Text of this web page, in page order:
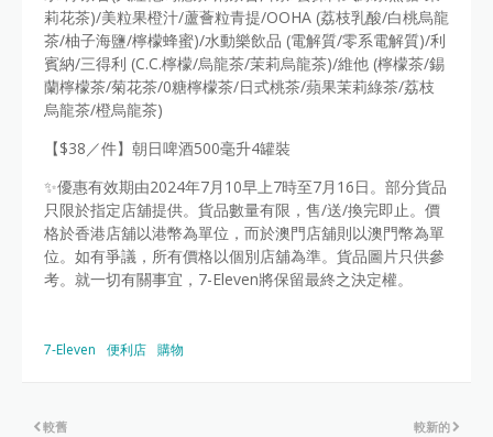
莉花茶)/美粒果橙汁/蘆薈粒青提/OOHA (荔枝乳酸/白桃烏龍
茶/柚子海鹽/檸檬蜂蜜)/水動樂飲品 (電解質/零系電解質)/利
賓納/三得利 (C.C.檸檬/烏龍茶/茉莉烏龍茶)/維他 (檸檬茶/錫
蘭檸檬茶/菊花茶/0糖檸檬茶/日式桃茶/蘋果茉莉綠茶/荔枝
烏龍茶/橙烏龍茶)
【$38／件】朝日啤酒500毫升4罐裝
✨優惠有效期由2024年7月10早上7時至7月16日。部分貨品
只限於指定店舖提供。貨品數量有限，售/送/換完即止。價
格於香港店舖以港幣為單位，而於澳門店舖則以澳門幣為單
位。如有爭議，所有價格以個別店舖為準。貨品圖片只供參
考。就一切有關事宜，7-Eleven將保留最終之決定權。
7-Eleven 便利店 購物
較新的
較舊